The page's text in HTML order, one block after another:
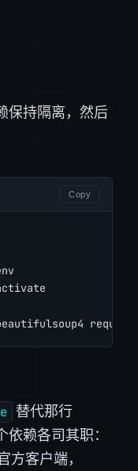
保持隔离，然后
Copy
替代那行
赖各司其职：
方客户端，